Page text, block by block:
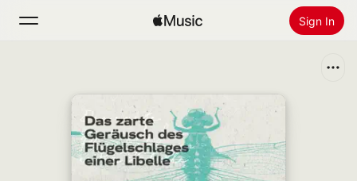
Sign In
Install Apple Music